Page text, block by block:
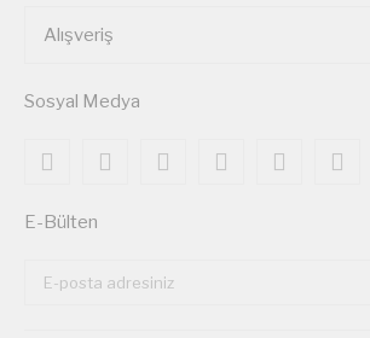
Alışveriş
Sosyal Medya
E-Bülten